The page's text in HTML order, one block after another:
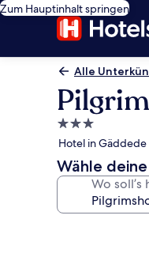
Zum Hauptinhalt springen
Alle
3.0-
Sterne-
Unterkunft
Hotel in
Wähle
Wo soll’s